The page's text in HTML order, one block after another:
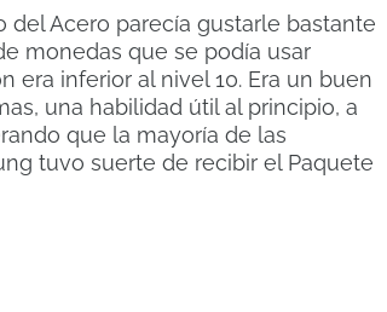
del Acero parecía gustarle bastante
monedas que se podía usar
era inferior al nivel 10. Era un buen
una habilidad útil al principio, a
que la mayoría de las
tuvo suerte de recibir el Paquete